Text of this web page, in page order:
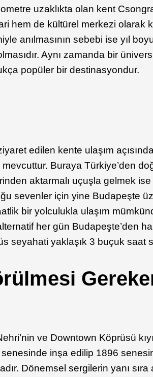
uzaklıkta olan kent
hem de kültürel merkezi olarak
anılmasının sebebi ise yıl
Aynı zamanda bir
popüler bir destinasyondur.
edilen kente ulaşım
Buraya Türkiye’den
aktarmalı uçuşla gelmek ise
sevenler için yine Budapeşte
bir yolculukla ulaşım
her gün Budapeşte’den
seyahati yaklaşık 3 buçuk saat
ve Downtown Köprüsü
inşa edilip 1896
Dönemsel sergilerin yanı sıra